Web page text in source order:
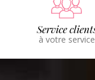
Service
à votre service